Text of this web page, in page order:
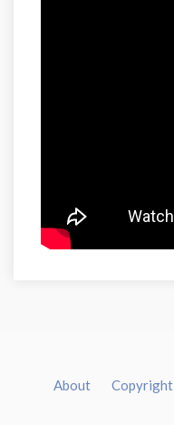
About Copyright